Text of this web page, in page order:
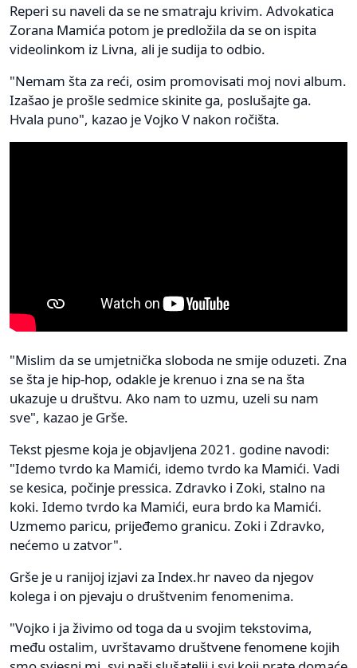
Reperi su naveli da se ne smatraju krivim. Advokatica
Zorana Mamića potom je predložila da se on ispita
videolinkom iz Livna, ali je sudija to odbio.
"Nemam šta za reći, osim promovisati moj novi album.
Izašao je prošle sedmice skinite ga, poslušajte ga.
Hvala puno", kazao je Vojko V nakon ročišta.
"Mislim da se umjetnička sloboda ne smije oduzeti. Zna
se šta je hip-hop, odakle je krenuo i zna se na šta
ukazuje u društvu. Ako nam to uzmu, uzeli su nam
sve", kazao je Grše.
Tekst pjesme koja je objavljena 2021. godine navodi:
"Idemo tvrdo ka Mamići, idemo tvrdo ka Mamići. Vadi
se kesica, počinje pressica. Zdravko i Zoki, stalno na
koki. Idemo tvrdo ka Mamići, eura brdo ka Mamići.
Uzmemo paricu, prijeđemo granicu. Zoki i Zdravko,
nećemo u zatvor".
Grše je u ranijoj izjavi za Index.hr naveo da njegov
kolega i on pjevaju o društvenim fenomenima.
"Vojko i ja živimo od toga da u svojim tekstovima,
među ostalim, uvrštavamo društvene fenomene kojih